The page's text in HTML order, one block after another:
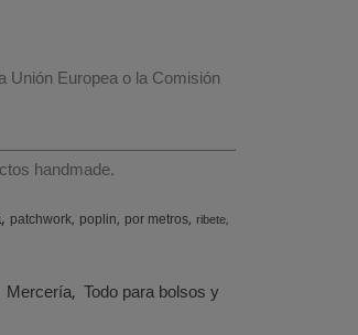
Europea o la Comisión
handmade.
patchwork poplin por metros ribete
Mercería Todo para bolsos y